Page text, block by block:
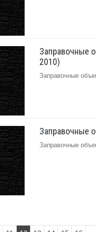
Заправочные
2010)
Заправочные
Заправочные
Заправочные